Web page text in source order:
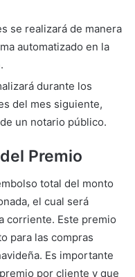
se realizará de manera
automatizado en la
durante los
del mes siguiente,
un notario público.
Premio
total del monto
el cual será
corriente. Este premio
para las compras
Es importante
por cliente y que